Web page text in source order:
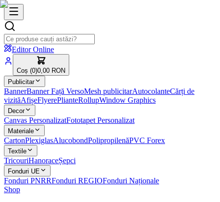
Editor Online
Coș (0)0,00 RON
Publicitar
BannerBanner Față VersoMesh publicitarAutocolanteCărți de
vizităAfișeFlyerePlianteRollupWindow Graphics
Decor
Canvas PersonalizatFototapet Personalizat
Materiale
CartonPlexiglasAlucobondPolipropilenăPVC Forex
Textile
TricouriHanoraceȘepci
Fonduri UE
Fonduri PNRRFonduri REGIOFonduri Naționale
Shop